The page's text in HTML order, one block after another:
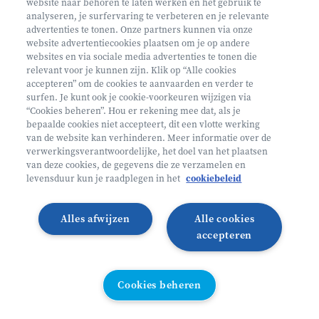
Volg ons op
Volg onze Facebook pagina
Volg onze Instagram pagina
Volg onze LinkedIn pagina
Volg onze TikTok pagina
Partner van Helan
Toegankelijkheidsverklaring ↗
Cookie policy
Algemene voorwaarden
Integriteitsbeleid
Illustraties van Freepik
website naar behoren te laten werken en het gebruik te
analyseren, je surfervaring te verbeteren en je relevante
advertenties te tonen. Onze partners kunnen via onze
website advertentiecookies plaatsen om je op andere
websites en via sociale media advertenties te tonen die
relevant voor je kunnen zijn. Klik op “Alle cookies
accepteren” om de cookies te aanvaarden en verder te
surfen. Je kunt ook je cookie-voorkeuren wijzigen via
“Cookies beheren”. Hou er rekening mee dat, als je
bepaalde cookies niet accepteert, dit een vlotte werking
van de website kan verhinderen. Meer informatie over de
verwerkingsverantwoordelijke, het doel van het plaatsen
van deze cookies, de gegevens die ze verzamelen en
levensduur kun je raadplegen in het cookiebeleid
Alle cookies
accepteren
Alles afwijzen
Cookies beheren